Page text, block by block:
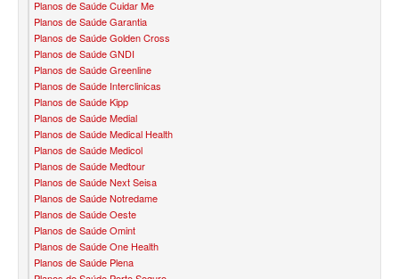
PLENA PLANO DE SAÚDE FAMILIAR
QSAUDE PLANO DE SAÚDE FAMILIAR
SANTA HELENA PLANO DE SAÚDE FAMILIAR
SANTARIS PLANO DE SAÚDE FAMILIAR
SÃO CRISTOVÃO PLANO DE SAÚDE FAMILIAR
SÃO MIGUEL PLANO DE SAÚDE FAMILIAR
STA CASA MAUÁ PLANO DE SAÚDE FAMILIAR
TOTAL MEDCARE PLANO DE SAÚDE FAMILIAR
TRASMONTANO PLANO DE SAÚDE FAMILIAR
Planos de Saúde Cuidar Me
Planos de Saúde Garantia
Planos de Saúde Golden Cross
Planos de Saúde GNDI
Planos de Saúde Greenline
Planos de Saúde Interclinicas
Planos de Saúde Kipp
Planos de Saúde Medial
Planos de Saúde Medical Health
Planos de Saúde Medicol
Planos de Saúde Medtour
Planos de Saúde Next Seisa
Planos de Saúde Notredame
Planos de Saúde Oeste
Planos de Saúde Omint
Planos de Saúde One Health
Planos de Saúde Plena